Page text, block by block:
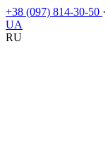
+38 (097) 814-30-50 ·
UA
RU